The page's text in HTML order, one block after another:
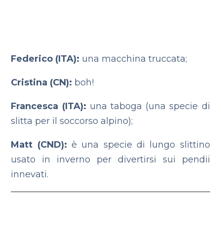
Federico (ITA): una macchina truccata;
Cristina (CN): boh!
Francesca (ITA): una taboga (una specie di
slitta per il soccorso alpino);
Matt (CND): è una specie di lungo slittino
usato in inverno per divertirsi sui pendii
innevati.